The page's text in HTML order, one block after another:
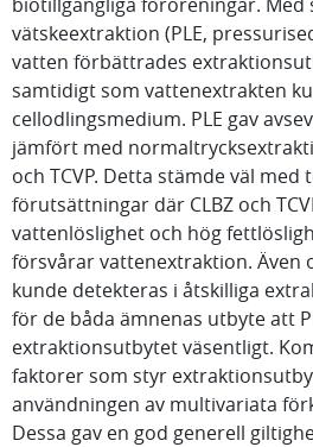
vätskeextraktion (PLE,
vatten förbättrades
samtidigt som vattenextrakten
cellodlingsmedium. PLE gav
jämfört med
och TCVP. Detta stämde väl med
förutsättningar där CLBZ och
vattenlöslighet och hög
försvårar vattenextraktion. Även
kunde detekteras i åtskilliga
för de båda ämnenas utbyte att
extraktionsutbytet väsentligt.
faktorer som styr
användningen av multivariata
Dessa gav en god generell